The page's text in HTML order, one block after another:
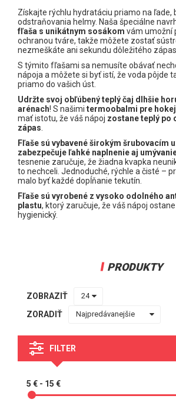
HOKEJOVÉ DOPLNKY
Štucne
Dresy
Šnúrky do korčúľ
Puky
Fľaše a obaly
Ostatné doplnky na hokej
Chrániče zubov
Nože Holdery Doplnky
HOKEJOVÉ DETSKÉ SETY
ŠILTOVKY, ČIAPKY
POMÔCKY NA HOKEJ
Získajte rýchlu hydratáciu priamo na ľade,
odstraňovania helmy. Naša špeciálne
fľaša s unikátnym sosákom vám umožní
ochranou tváre, takže môžete zostať
nezmeškáte ani sekundu dôležitého
S týmito fľašami sa nemusíte obávať
nápoja a môžete si byť istí, že voda pôjde
priamo do vašich úst.
Udržte svoj obľúbený teplý čaj dlhšie
arénach! S našimi termoobalmi pre
mať istotu, že váš nápoj zostane teplý po
zápas
Fľaše sú vybavené širokým šrubovacím
zabezpečuje ľahké naplnenie aj
tesnenie zaručuje, že žiadna kvapka
to nechceli. Jednoduché, rýchle a čisté –
malo byť každé dopĺňanie tekutín.
Fľaše sú vyrobené z vysoko odolného
plastu, ktorý zaručuje, že váš nápoj
hygienický.
PRODUKTY
ZOBRAZIŤ
ZORADIŤ
FILTER
5 € - 15 €